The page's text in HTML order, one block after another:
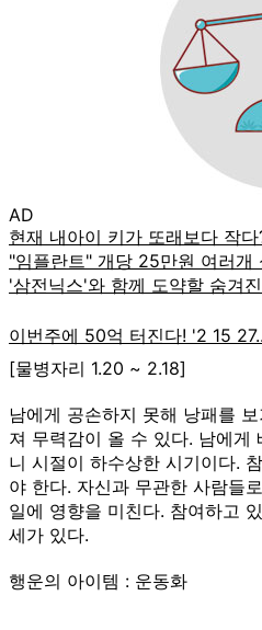
AD
[물병자리 1.20 ~ 2.18]
남에게 공손하지 못해 낭패를
져 무력감이 올 수 있다. 남에게
니 시절이 하수상한 시기이다.
야 한다. 자신과 무관한 사람들
일에 영향을 미친다. 참여하고
세가 있다.
행운의 아이템 : 운동화